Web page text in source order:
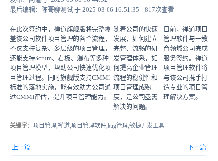
最后编辑：陈哥聊测试 于 2025-03-06 16:51:35
817次查看
日前，禅道项目
管理软件与一教
育领域公司完成
服务签约。禅道
项目管理软件将
与该公司携手打
造专业的项目管
理解决方案。
随着公司的快速
发展，如何建立
完整、流畅的研
发管理体系，如
何提高企业管理
流程的稳健性和
项目管理成熟
度，是公司亟需
解决的问题。
在此次签约中，禅道旗舰版将完整覆
盖该公司软件项目管理的各个流程，
不仅支持复杂、多层级的项目管理，
还能支持Scrum、看板、瀑布等多种
项目管理模型，帮助公司快速优化项
目管理过程。同时旗舰版支持CMMI
标准的落地实施，能有效助力公司通
过CMMI评估，提升项目管理能力。
关键字：项目管理,禅道,项目管理软件,bug管理,敏捷开发工具
上一篇 下一篇